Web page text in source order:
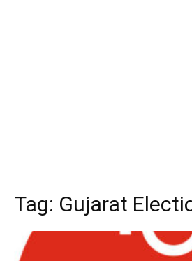
Tag: Gujarat